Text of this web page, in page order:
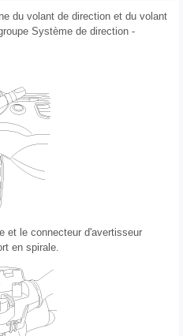
du volant de direction et du volant
Système de direction -
et le connecteur d'avertisseur
en spirale.